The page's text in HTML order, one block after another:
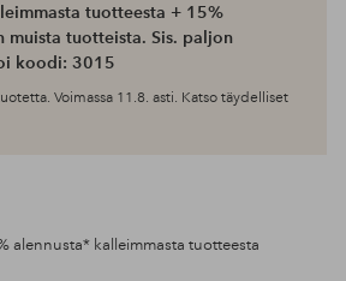
tuotteesta + 15%
muista tuotteista. Sis. paljon
koodi: 3015
Voimassa 11.8. asti. Katso täydelliset
alennusta* kalleimmasta tuotteesta